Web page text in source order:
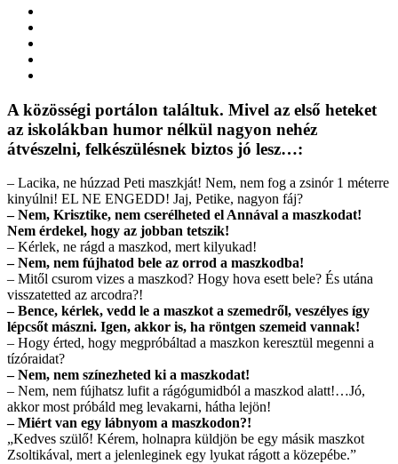
A közösségi portálon találtuk. Mivel az első heteket
az iskolákban humor nélkül nagyon nehéz
átvészelni, felkészülésnek biztos jó lesz…:
– Lacika, ne húzzad Peti maszkját! Nem, nem fog a zsinór 1 méterre
kinyúlni! EL NE ENGEDD! Jaj, Petike, nagyon fáj?
– Nem, Krisztike, nem cserélheted el Annával a maszkodat!
Nem érdekel, hogy az jobban tetszik!
– Kérlek, ne rágd a maszkod, mert kilyukad!
– Nem, nem fújhatod bele az orrod a maszkodba!
– Mitől csurom vizes a maszkod? Hogy hova esett bele? És utána
visszatetted az arcodra?!
– Bence, kérlek, vedd le a maszkot a szemedről, veszélyes így
lépcsőt mászni. Igen, akkor is, ha röntgen szemeid vannak!
– Hogy érted, hogy megpróbáltad a maszkon keresztül megenni a
tízóraidat?
– Nem, nem színezheted ki a maszkodat!
– Nem, nem fújhatsz lufit a rágógumidból a maszkod alatt!…Jó,
akkor most próbáld meg levakarni, hátha lejön!
– Miért van egy lábnyom a maszkodon?!
„Kedves szülő! Kérem, holnapra küldjön be egy másik maszkot
Zsoltikával, mert a jelenleginek egy lyukat rágott a közepébe.”